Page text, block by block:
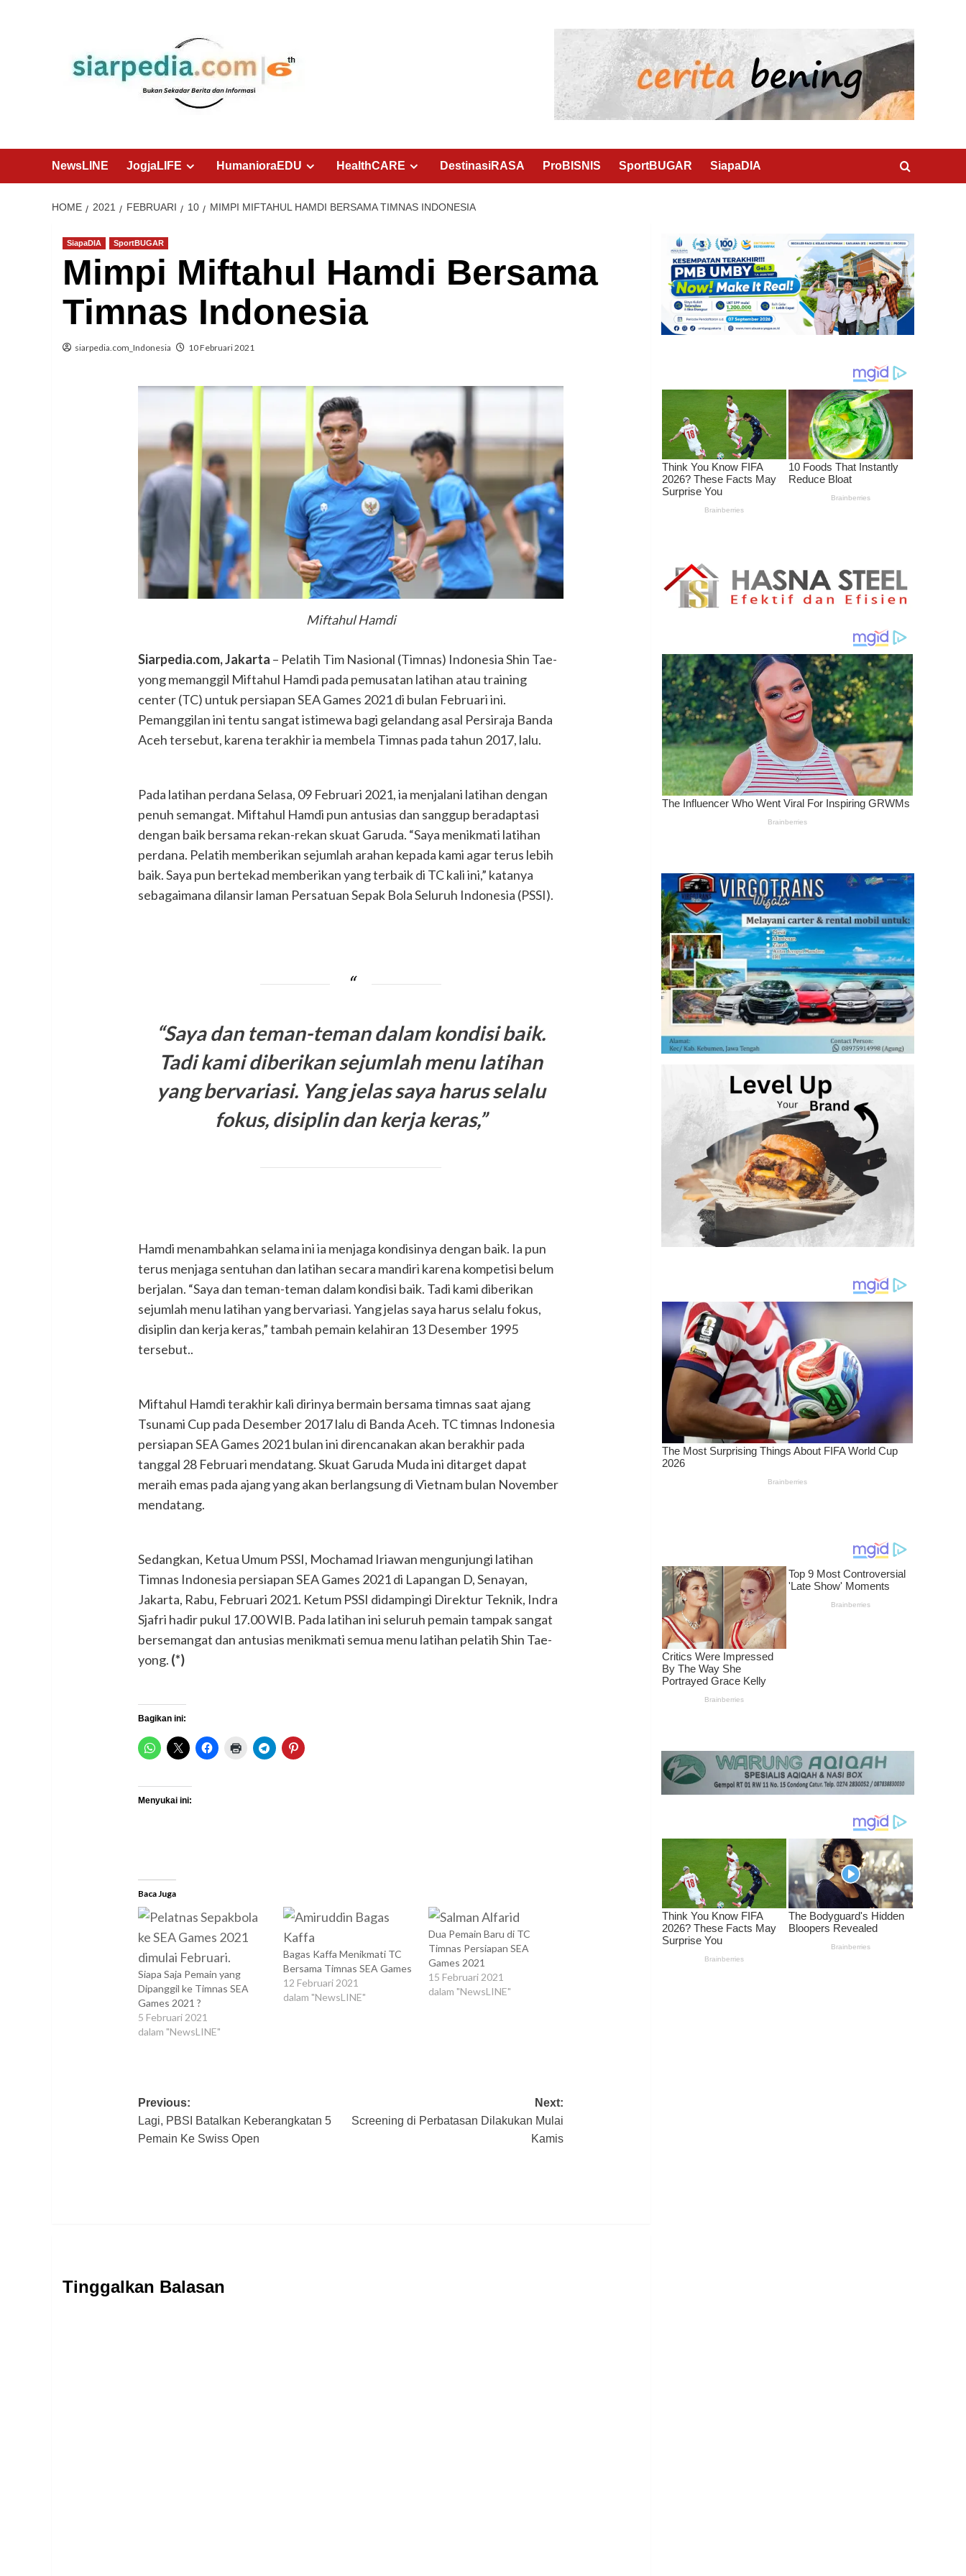
NewsLINE JogjaLIFE HumanioraEDU HealthCARE DestinasiRASA ProBISNIS SportBUGAR SiapaDIA
HOME 2021 FEBRUARI 10 MIMPI MIFTAHUL HAMDI BERSAMA TIMNAS INDONESIA
SiapaDIA SportBUGAR
Mimpi Miftahul Hamdi Bersama
Timnas Indonesia
siarpedia.com_Indonesia 10 Februari 2021
Miftahul Hamdi
Siarpedia.com, Jakarta – Pelatih Tim Nasional (Timnas) Indonesia Shin Tae-
yong memanggil Miftahul Hamdi pada pemusatan latihan atau training
center (TC) untuk persiapan SEA Games 2021 di bulan Februari ini.
Pemanggilan ini tentu sangat istimewa bagi gelandang asal Persiraja Banda
Aceh tersebut, karena terakhir ia membela Timnas pada tahun 2017, lalu.
Pada latihan perdana Selasa, 09 Februari 2021, ia menjalani latihan dengan
penuh semangat. Miftahul Hamdi pun antusias dan sanggup beradaptasi
dengan baik bersama rekan-rekan skuat Garuda. “Saya menikmati latihan
perdana. Pelatih memberikan sejumlah arahan kepada kami agar terus lebih
baik. Saya pun bertekad memberikan yang terbaik di TC kali ini,” katanya
sebagaimana dilansir laman Persatuan Sepak Bola Seluruh Indonesia (PSSI).
“Saya dan teman-teman dalam kondisi baik.
Tadi kami diberikan sejumlah menu latihan
yang bervariasi. Yang jelas saya harus selalu
fokus, disiplin dan kerja keras,”
Hamdi menambahkan selama ini ia menjaga kondisinya dengan baik. Ia pun
terus menjaga sentuhan dan latihan secara mandiri karena kompetisi belum
berjalan. “Saya dan teman-teman dalam kondisi baik. Tadi kami diberikan
sejumlah menu latihan yang bervariasi. Yang jelas saya harus selalu fokus,
disiplin dan kerja keras,” tambah pemain kelahiran 13 Desember 1995
tersebut..
Miftahul Hamdi terakhir kali dirinya bermain bersama timnas saat ajang
Tsunami Cup pada Desember 2017 lalu di Banda Aceh. TC timnas Indonesia
persiapan SEA Games 2021 bulan ini direncanakan akan berakhir pada
tanggal 28 Februari mendatang. Skuat Garuda Muda ini ditarget dapat
meraih emas pada ajang yang akan berlangsung di Vietnam bulan November
mendatang.
Sedangkan, Ketua Umum PSSI, Mochamad Iriawan mengunjungi latihan
Timnas Indonesia persiapan SEA Games 2021 di Lapangan D, Senayan,
Jakarta, Rabu, Februari 2021. Ketum PSSI didampingi Direktur Teknik, Indra
Sjafri hadir pukul 17.00 WIB. Pada latihan ini seluruh pemain tampak sangat
bersemangat dan antusias menikmati semua menu latihan pelatih Shin Tae-
yong. (*)
Bagikan ini:
Menyukai ini:
Baca Juga
Siapa Saja Pemain yang
Dipanggil ke Timnas SEA
Games 2021 ?
5 Februari 2021
dalam "NewsLINE"
Bagas Kaffa Menikmati TC
Bersama Timnas SEA Games
12 Februari 2021
dalam "NewsLINE"
Dua Pemain Baru di TC
Timnas Persiapan SEA
Games 2021
15 Februari 2021
dalam "NewsLINE"
Post
navigation
Previous:
Lagi, PBSI Batalkan Keberangkatan 5
Pemain Ke Swiss Open
Next:
Screening di Perbatasan Dilakukan Mulai
Kamis
Tinggalkan Balasan